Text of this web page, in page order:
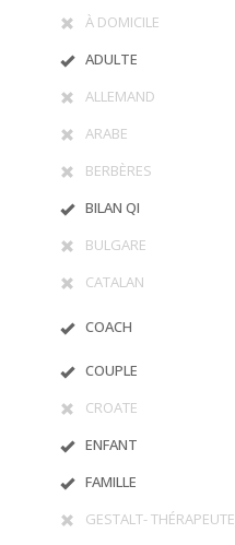
À DOMICILE
ADULTE
ALLEMAND
ARABE
BERBÈRES
BILAN QI
BULGARE
CATALAN
COACH
COUPLE
CROATE
ENFANT
FAMILLE
GESTALT- THÉRAPEUTE